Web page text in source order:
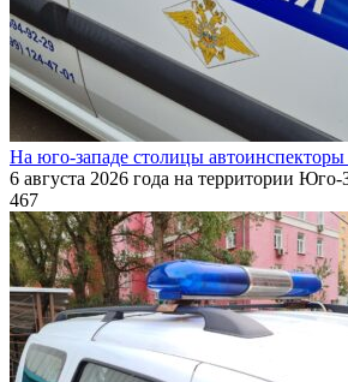
На юго-западе столицы
6 августа 2026 года на территории
467